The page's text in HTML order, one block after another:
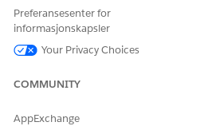
HJALP DENNE ARTIKKELEN MED Å
Preferansesenter for
informasjonskapsler
Your Privacy Choices
COMMUNITY
AppExchange